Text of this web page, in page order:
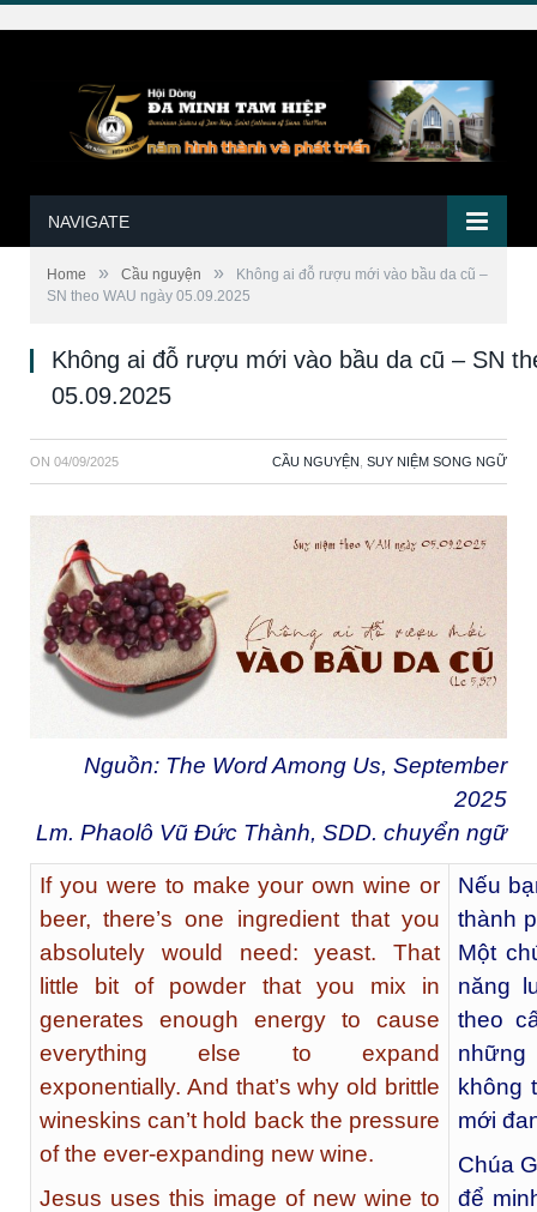
NAVIGATE
Home » Cầu nguyện »
Không ai đỗ rượu mới vào bầu da cũ –
SN theo WAU ngày 05.09.2025
Không ai đỗ rượu mới vào bầu da cũ – SN
05.09.2025
ON 04/09/2025 CẦU NGUYỆN SUY NIỆM SONG NGỮ
Nguồn: The Word Among Us, September
2025
Lm. Phaolô Vũ Đức Thành, SDD. chuyển ngữ
If you were to make your own wine or
beer, there’s one ingredient that you
absolutely would need: yeast. That
little bit of powder that you mix in
generates enough energy to cause
everything else to expand
exponentially. And that’s why old brittle
wineskins can’t hold back the pressure
of the ever-expanding new wine.
Jesus uses this image of new wine to
Nếu
thành
Một
năng
theo
không
mới
Chúa
để